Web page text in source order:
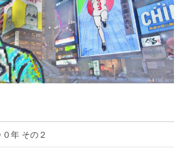
年 その２